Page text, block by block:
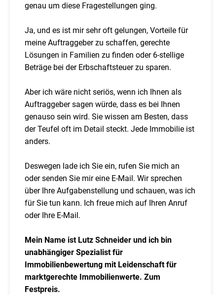
genau um diese Fragestellungen ging.
Ja, und es ist mir sehr oft gelungen, Vorteile für
meine Auftraggeber zu schaffen, gerechte
Lösungen in Familien zu finden oder 6-stellige
Beträge bei der Erbschaftsteuer zu sparen.
Aber ich wäre nicht seriös, wenn ich Ihnen als
Auftraggeber sagen würde, dass es bei Ihnen
genauso sein wird. Sie wissen am Besten, dass
der Teufel oft im Detail steckt. Jede Immobilie ist
anders.
Deswegen lade ich Sie ein, rufen Sie mich an
oder senden Sie mir eine E-Mail. Wir sprechen
über Ihre Aufgabenstellung und schauen, was ich
für Sie tun kann. Ich freue mich auf Ihren Anruf
oder Ihre E-Mail.
Mein Name ist Lutz Schneider und ich bin
unabhängiger Spezialist für
Immobilienbewertung mit Leidenschaft für
marktgerechte Immobilienwerte. Zum
Festpreis.